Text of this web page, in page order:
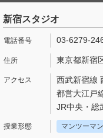
新宿スタジオ
03-6279-
東京都新宿
西武新宿線
都営大江戸
JR中央・総
マンツーマン